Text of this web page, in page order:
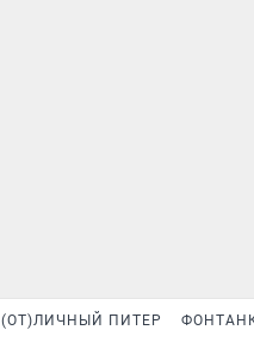
(ОТ)ЛИЧНЫЙ ПИТЕР